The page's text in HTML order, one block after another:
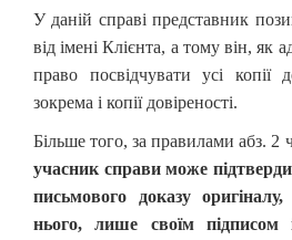
У даній справі представник
від імені Клієнта, а тому він, як
право посвідчувати усі копії
зокрема і копії довіреності.
Більше того, за правилами абз.
учасник справи може
письмового доказу
нього, лише своїм підписом